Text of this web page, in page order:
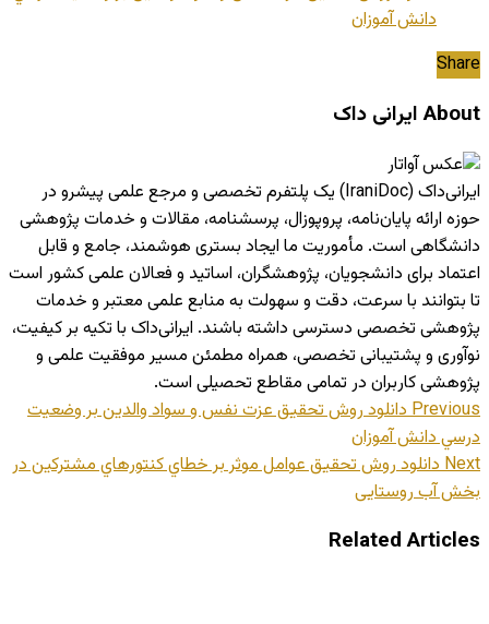
دانش آموزان
Share
About ایرانی داک
ایرانی‌داک (IraniDoc) یک پلتفرم تخصصی و مرجع علمی پیشرو در
حوزه ارائه پایان‌نامه، پروپوزال، پرسشنامه، مقالات و خدمات پژوهشی
دانشگاهی است. مأموریت ما ایجاد بستری هوشمند، جامع و قابل
اعتماد برای دانشجویان، پژوهشگران، اساتید و فعالان علمی کشور است
تا بتوانند با سرعت، دقت و سهولت به منابع علمی معتبر و خدمات
پژوهشی تخصصی دسترسی داشته باشند. ایرانی‌داک با تکیه بر کیفیت،
نوآوری و پشتیبانی تخصصی، همراه مطمئن مسیر موفقیت علمی و
پژوهشی کاربران در تمامی مقاطع تحصیلی است.
Previousدانلود روش تحقیق عزت نفس و سواد والدين بر وضعيت
درسي دانش آموزان
Nextدانلود روش تحقیق عوامل موثر بر خطاي كنتورهاي مشتركين در
بخش آب روستایی
Related Articles